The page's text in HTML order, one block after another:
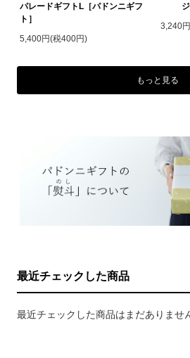
パレードギフトL［パドンニギフ
ト］
5,400円(税400円)
3,240
もっと見る
最近チェックした商品
最近チェックした商品はまだありませ